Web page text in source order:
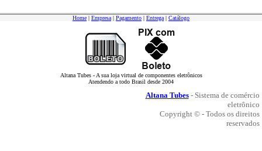
Home | Empresa | Pagamento | Entrega | Catálogo
Altana Tubes - A sua loja virtual de componentes eletrônicos
Atendendo a todo Brasil desde 2004
Altana Tubes- Sistema de comércio
eletrônico
Copyright © - Todos os direitos
reservados